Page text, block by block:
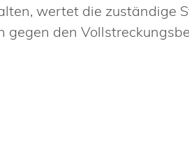
wertet die zuständige
gegen den